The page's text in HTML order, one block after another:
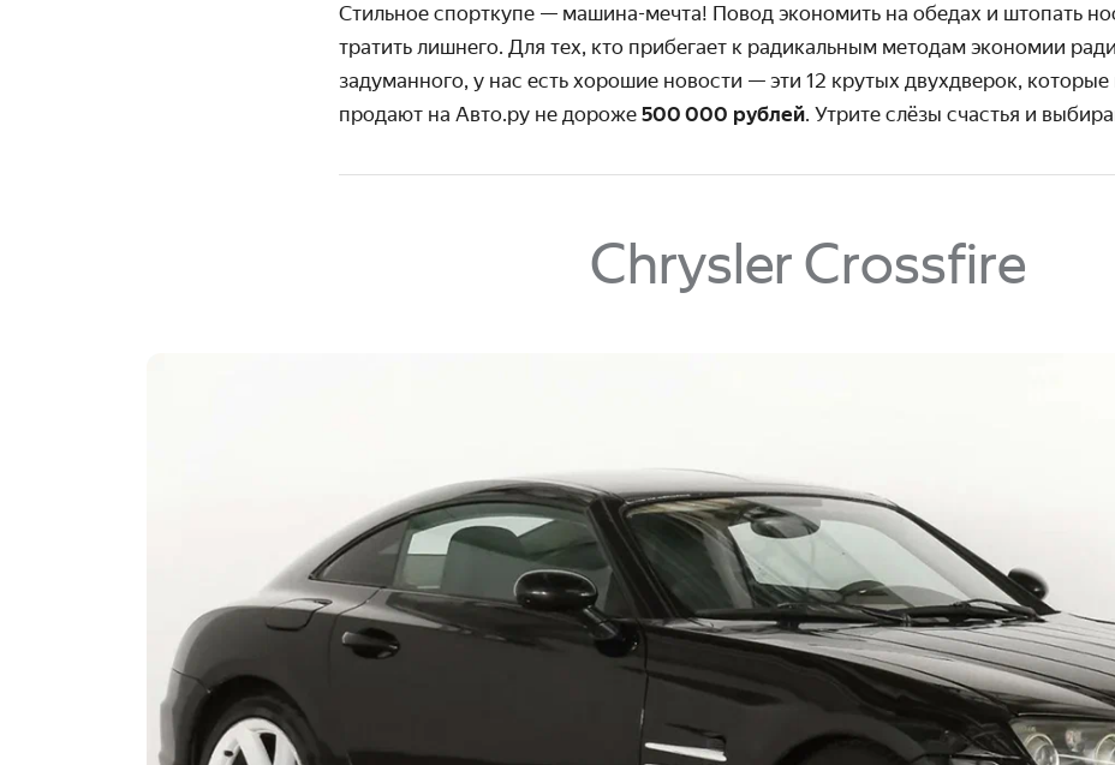
Стильное спорткупе — машина-мечта! Повод экономить на обедах и штопать
тратить лишнего. Для тех, кто прибегает к радикальным методам экономии
задуманного, у нас есть хорошие новости — эти 12 крутых двухдверок,
продают на Авто.ру не дороже 500 000 рублей. Утрите слёзы счастья и
Chrysler Crossfire